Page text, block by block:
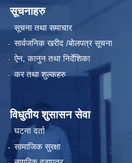
सूचनाहरु
सूचना तथा समाचार
सार्वजनिक खरीद /बोलपत्र सूचना
ऐन, कानुन तथा निर्देशिका
कर तथा शुल्कहरु
विधुतीय शुसासन सेवा
घटना दर्ता
सामाजिक सुरक्षा